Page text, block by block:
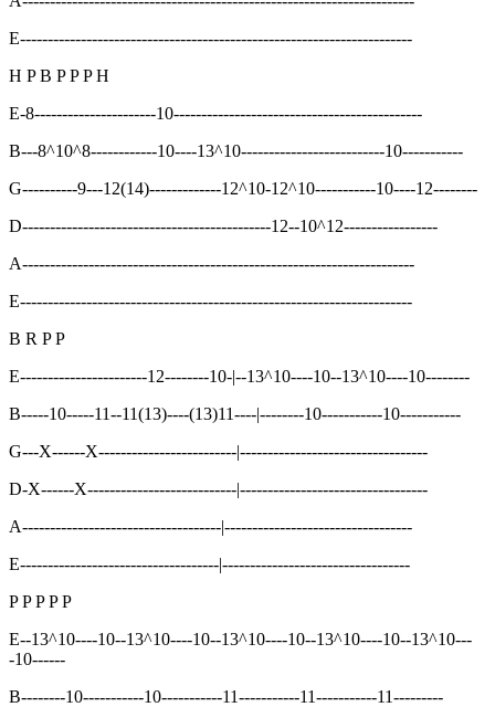
E-----------------------------------------------------------------------
H P B P P P H
E-8----------------------10---------------------------------------------
B---8^10^8------------10----13^10--------------------------10-----------
G----------9---12(14)-------------12^10-12^10-----------10----12--------
D---------------------------------------------12--10^12-----------------
A-----------------------------------------------------------------------
E-----------------------------------------------------------------------
B R P P
E-----------------------12--------10-|--13^10----10--13^10----10--------
B-----10-----11--11(13)----(13)11----|--------10-----------10-----------
G---X------X-------------------------|----------------------------------
D-X------X---------------------------|----------------------------------
A------------------------------------|----------------------------------
E------------------------------------|----------------------------------
P P P P P
E--13^10----10--13^10----10--13^10----10--13^10----10--13^10---
-10------
B--------10-----------10-----------11-----------11-----------11---------